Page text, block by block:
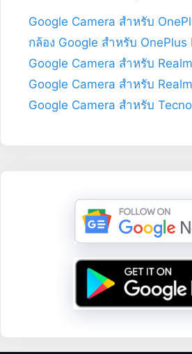
Google Camera สำหรับ
กล้อง Google สำหรับ OnePlus
Google Camera สำหรับ
Google Camera สำหรับ
Google Camera สำหรับ